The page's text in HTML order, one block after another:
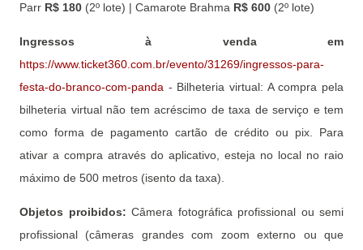
Parr R$ 180 (2º lote) | Camarote Brahma R$ 600 (2º lote)
Ingressos à venda em
https://www.ticket360.com.br/evento/31269/ingressos-para-
festa-do-branco-com-panda - Bilheteria virtual: A compra pela
bilheteria virtual não tem acréscimo de taxa de serviço e tem
como forma de pagamento cartão de crédito ou pix. Para
ativar a compra através do aplicativo, esteja no local no raio
máximo de 500 metros (isento da taxa).
Objetos proibidos: Câmera fotográfica profissional ou semi
profissional (câmeras grandes com zoom externo ou que